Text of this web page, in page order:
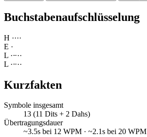
Buchstabenaufschlüsselung
H ····
E ·
L ·−··
L ·−··
Kurzfakten
Symbole insgesamt
13 (11 Dits + 2 Dahs)
Übertragungsdauer
~3.5s bei 12 WPM · ~2.1s bei 20 WPM